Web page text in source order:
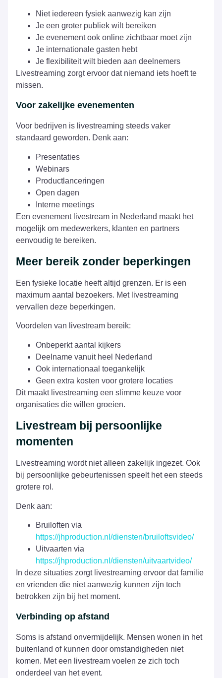
Niet iedereen fysiek aanwezig kan zijn
Je een groter publiek wilt bereiken
Je evenement ook online zichtbaar moet zijn
Je internationale gasten hebt
Je flexibiliteit wilt bieden aan deelnemers
Livestreaming zorgt ervoor dat niemand iets hoeft te
missen.
Voor zakelijke evenementen
Voor bedrijven is livestreaming steeds vaker
standaard geworden. Denk aan:
Presentaties
Webinars
Productlanceringen
Open dagen
Interne meetings
Een evenement livestream in Nederland maakt het
mogelijk om medewerkers, klanten en partners
eenvoudig te bereiken.
Meer bereik zonder beperkingen
Een fysieke locatie heeft altijd grenzen. Er is een
maximum aantal bezoekers. Met livestreaming
vervallen deze beperkingen.
Voordelen van livestream bereik:
Onbeperkt aantal kijkers
Deelname vanuit heel Nederland
Ook internationaal toegankelijk
Geen extra kosten voor grotere locaties
Dit maakt livestreaming een slimme keuze voor
organisaties die willen groeien.
Livestream bij persoonlijke
momenten
Livestreaming wordt niet alleen zakelijk ingezet. Ook
bij persoonlijke gebeurtenissen speelt het een steeds
grotere rol.
Denk aan:
Bruiloften via
https://jhproduction.nl/diensten/bruiloftsvideo/
Uitvaarten via
https://jhproduction.nl/diensten/uitvaartvideo/
In deze situaties zorgt livestreaming ervoor dat familie
en vrienden die niet aanwezig kunnen zijn toch
betrokken zijn bij het moment.
Verbinding op afstand
Soms is afstand onvermijdelijk. Mensen wonen in het
buitenland of kunnen door omstandigheden niet
komen. Met een livestream voelen ze zich toch
onderdeel van het event.